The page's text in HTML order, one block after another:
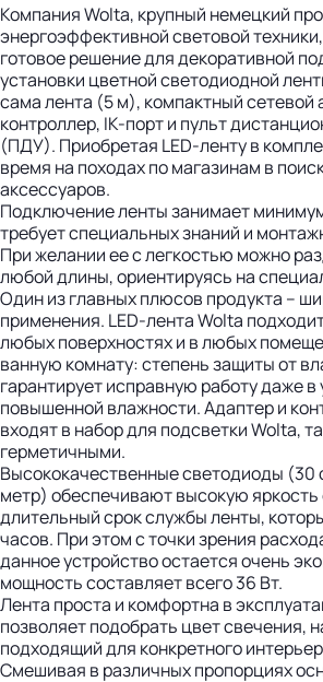
Компания Wolta, крупный немецкий
энергоэффективной световой
готовое решение для декоративной
установки цветной светодиодной
сама лента (5 м), компактный сетевой
контроллер, IK-порт и пульт
(ПДУ). Приобретая LED-ленту в
время на походах по магазинам в
аксессуаров.
Подключение ленты занимает
требует специальных знаний и
При желании ее с легкостью можно
любой длины, ориентируясь на
Один из главных плюсов продукта –
применения. LED-лента Wolta
любых поверхностях и в любых
ванную комнату: степень защиты от
гарантирует исправную работу даже в
повышенной влажности. Адаптер и
входят в набор для подсветки Wolta,
герметичными.
Высококачественные светодиоды (30
метр) обеспечивают высокую яркость
длительный срок службы ленты,
часов. При этом с точки зрения
данное устройство остается очень
мощность составляет всего 36 Вт.
Лента проста и комфортна в
позволяет подобрать цвет свечения,
подходящий для конкретного
Смешивая в различных пропорциях